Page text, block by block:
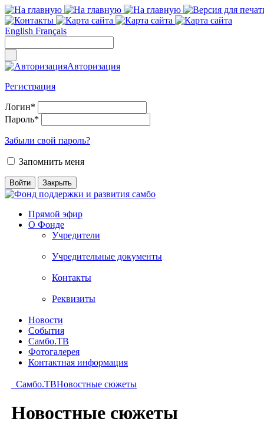
English Français
Авторизация
Регистрация
Логин*
Пароль*
Забыли свой пароль?
Запомнить меня
Прямой эфир
О Фонде
Учредители
Учредительные документы
Контакты
Реквизиты
Новости
События
Самбо.ТВ
Фотогалерея
Контактная информация
Самбо.ТВНовостные сюжеты
Новостные сюжеты